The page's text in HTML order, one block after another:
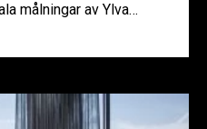
målningar av Ylva